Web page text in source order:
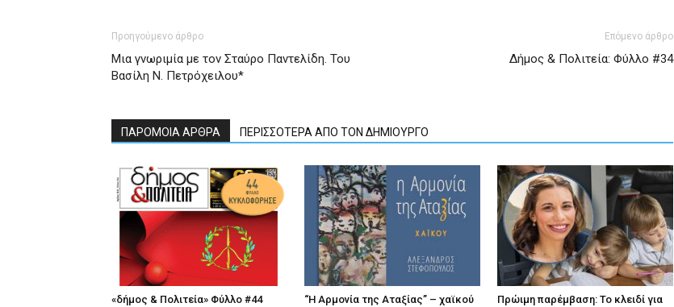
Προηγούμενο άρθρο
Μια γνωριμία με τον Σταύρο Παντελίδη. Του
Βασίλη Ν. Πετρόχειλου*
Επόμενο άρθρο
Δήμος & Πολιτεία: Φύλλο #34
ΠΑΡΟΜΟΙΑ ΑΡΘΡΑ ΠΕΡΙΣΣΟΤΕΡΑ ΑΠΟ ΤΟΝ ΔΗΜΙΟΥΡΓΟ
«δήμος & Πολιτεία» Φύλλο #44 “Η Αρμονία της Αταξίας” – χαϊκού
Πρώιμη παρέμβαση: Το κλειδί για